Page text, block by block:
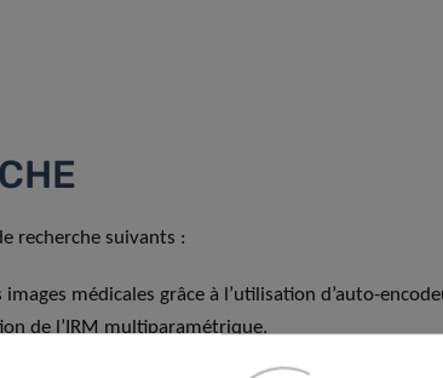
recherche suivants :
médicales grâce à l’utilisation d’auto-
de l’IRM multiparamétrique.
de rats épileptiques.